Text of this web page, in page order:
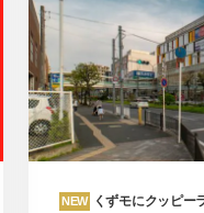
NEW くずモにクッピー